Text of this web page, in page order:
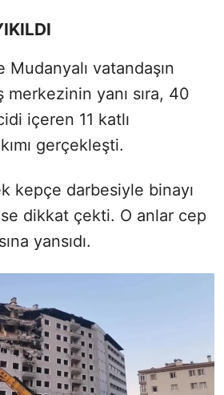
Mudanyalı vatandaşın
yanı sıra, 40
içeren 11 katlı
gerçekleşti.
kepçe darbesiyle binayı
dikkat çekti. O anlar cep
yansıdı.